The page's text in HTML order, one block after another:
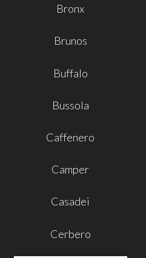
Bronx
Brunos
Buffalo
Bussola
Caffenero
Camper
Casadei
Cerbero